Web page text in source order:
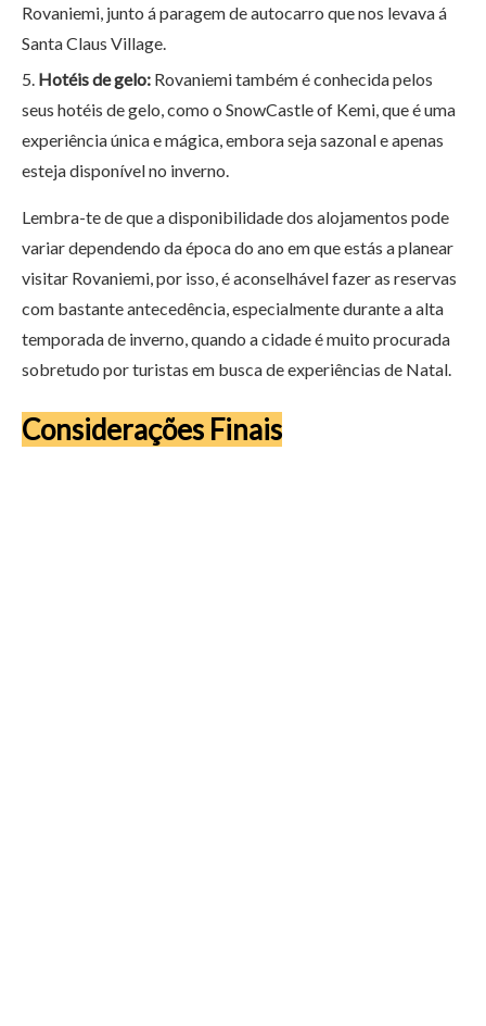
Rovaniemi, junto á paragem de autocarro que nos levava á
Santa Claus Village.
Hotéis de gelo: Rovaniemi também é conhecida pelos
seus hotéis de gelo, como o SnowCastle of Kemi, que é uma
experiência única e mágica, embora seja sazonal e apenas
esteja disponível no inverno.
Lembra-te de que a disponibilidade dos alojamentos pode
variar dependendo da época do ano em que estás a planear
visitar Rovaniemi, por isso, é aconselhável fazer as reservas
com bastante antecedência, especialmente durante a alta
temporada de inverno, quando a cidade é muito procurada
sobretudo por turistas em busca de experiências de Natal.
Considerações Finais